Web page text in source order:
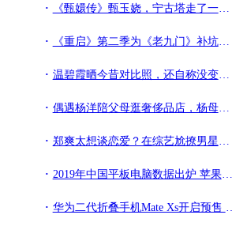
《甄嬛传》甄玉娆，宁古塔走了一圈，从天真烂漫到满身带刺
《重启》第二季为《老九门》补坑，张大佛爷友情出场
温碧霞晒今昔对比照，还自称没变化，遭网友拆穿：你已经54岁了
偶遇杨洋陪父母逛奢侈品店，杨母罕见露面被赞气质出众
郑爽太想谈恋爱？在综艺尬撩男星：告白吴亦凡，脑补张新成当老公
2019年中国平板电脑数据出炉 苹果第一
华为二代折叠手机Mate Xs开启预售 16999元你准备好了吗？